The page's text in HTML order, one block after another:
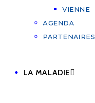
VIENNE
AGENDA
PARTENAIRES
LA MALADIE